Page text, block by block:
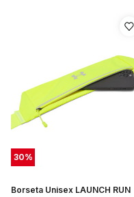
30%
Borseta Unisex LAUNCH RUN